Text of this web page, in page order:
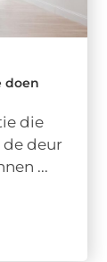
doen
die
de deur
...